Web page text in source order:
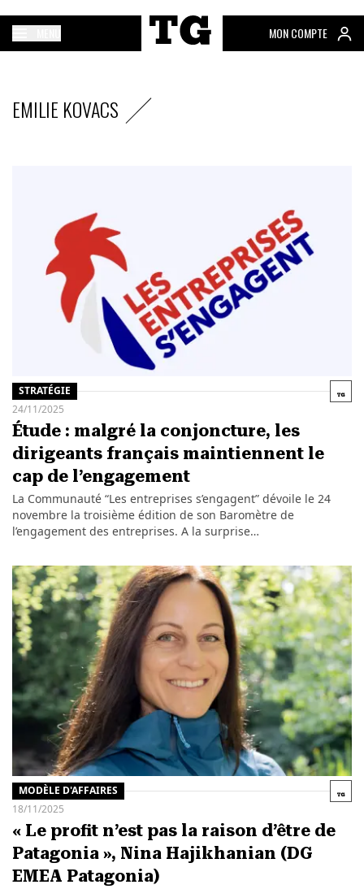
MON COMPTE
EMILIE KOVACS
STRATÉGIE
24/11/2025
Étude : malgré la conjoncture, les
dirigeants français maintiennent le
cap de l’engagement
La Communauté “Les entreprises s’engagent” dévoile le 24
novembre la troisième édition de son Baromètre de
l’engagement des entreprises. A la surprise…
MODÈLE D'AFFAIRES
18/11/2025
« Le profit n’est pas la raison d’être de
Patagonia », Nina Hajikhanian (DG
EMEA Patagonia)